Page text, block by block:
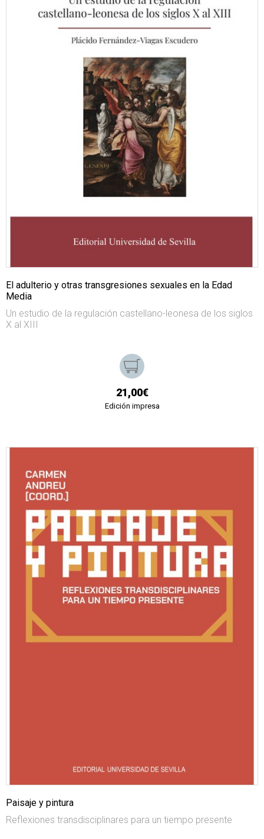
El adulterio y otras transgresiones sexuales en la Edad
Media
Un estudio de la regulación castellano-leonesa de los siglos
X al XIII
21,00€
Edición impresa
Paisaje y pintura
Reflexiones transdisciplinares para un tiempo presente